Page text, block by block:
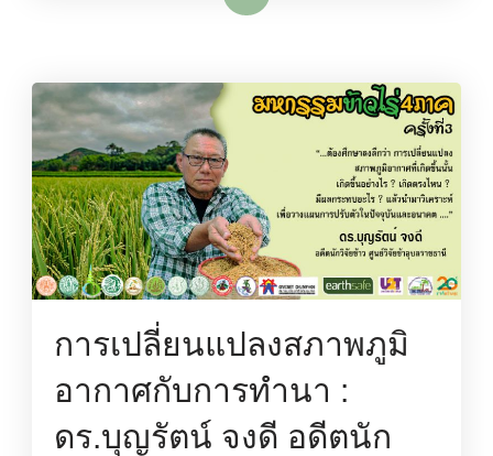
การเปลี่ยนแปลงสภาพภูมิ
อากาศกับการทำนา :
ดร.บุญรัตน์ จงดี อดีตนัก